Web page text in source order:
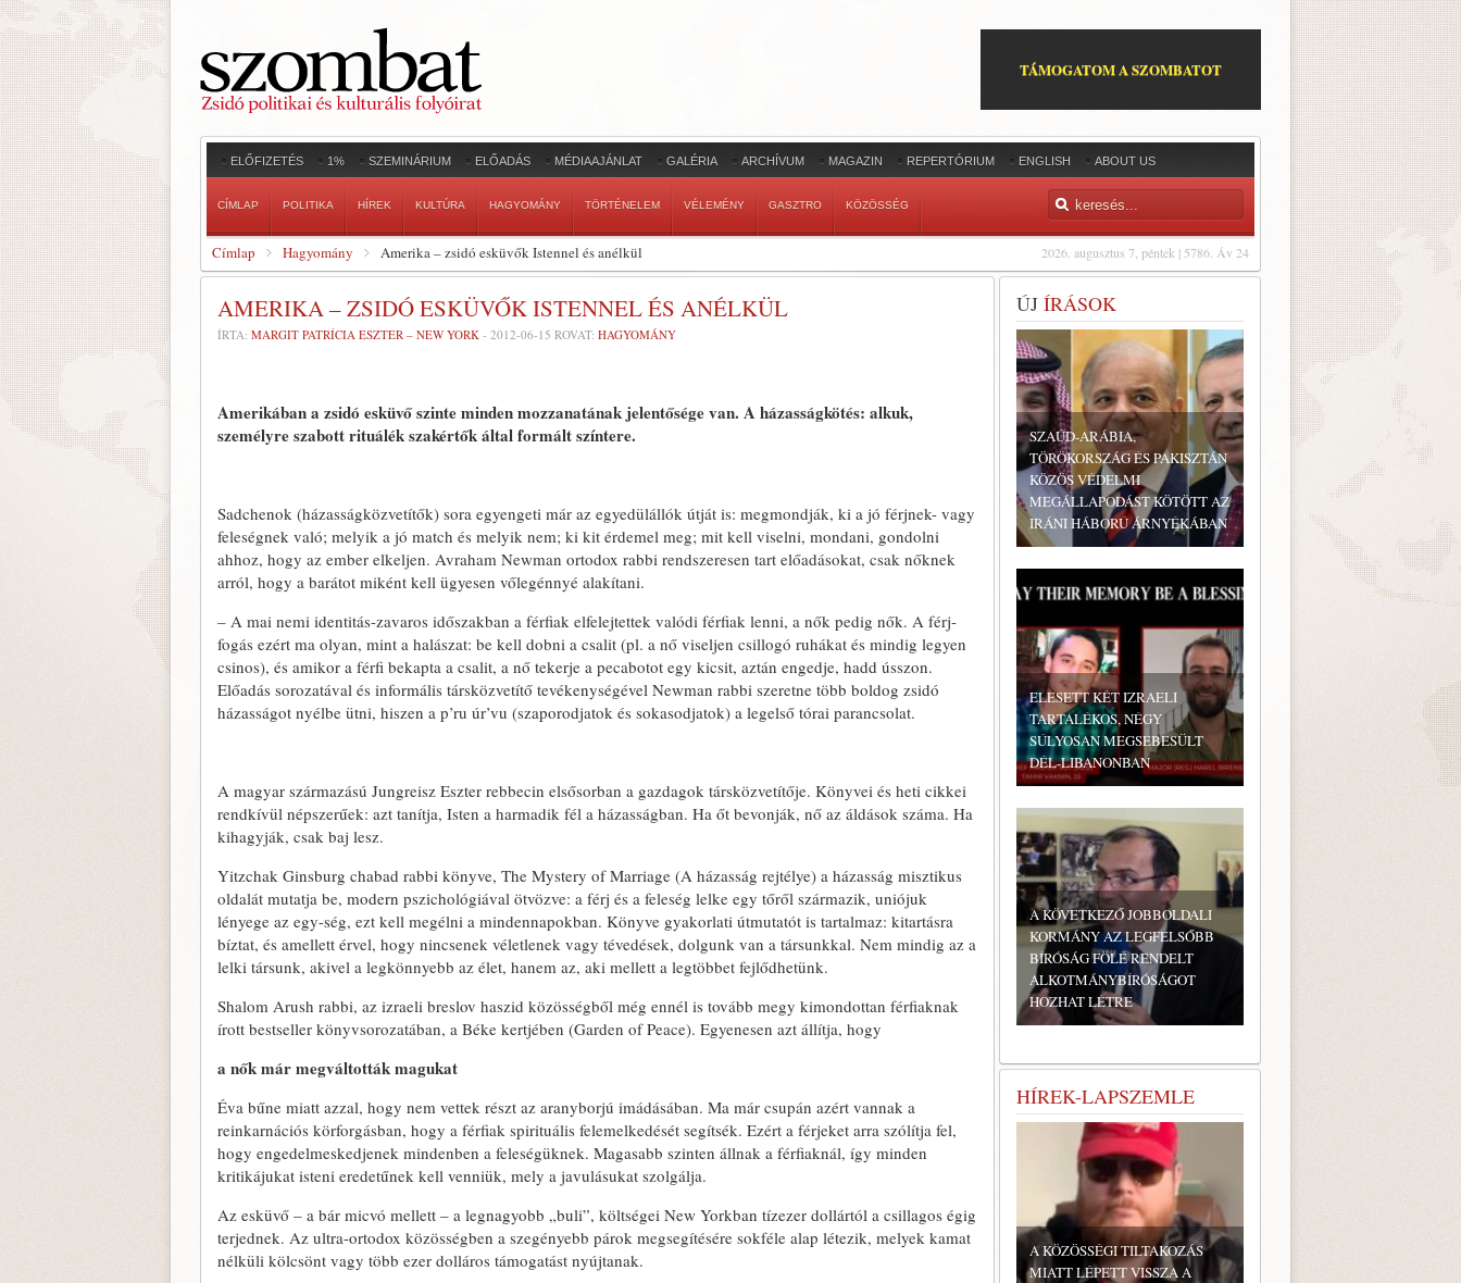
TÁMOGATOM A SZOMBATOT
ELŐFIZETÉS 1% SZEMINÁRIUM ELŐADÁS MÉDIAAJÁNLAT GALÉRIA ARCHÍVUM MAGAZIN REPERTÓRIUM ENGLISH ABOUT US
CÍMLAP POLITIKA HÍREK KULTÚRA HAGYOMÁNY TÖRTÉNELEM VÉLEMÉNY GASZTRO KÖZÖSSÉG
2026. augusztus 7, péntek | 5786. Áv 24
Címlap Hagyomány Amerika – zsidó esküvők Istennel és anélkül
AMERIKA – ZSIDÓ ESKÜVŐK ISTENNEL ÉS ANÉLKÜL
ÍRTA: MARGIT PATRÍCIA ESZTER – NEW YORK - 2012-06-15 ROVAT: HAGYOMÁNY
Amerikában a zsidó esküvő szinte minden mozzanatának jelentősége van. A házasságkötés: alkuk,
személyre szabott rituálék szakértők által formált színtere.
Sadchenok (házasságközvetítők) sora egyengeti már az egyedülállók útját is: megmondják, ki a jó férjnek- vagy
feleségnek való; melyik a jó match és melyik nem; ki kit érdemel meg; mit kell viselni, mondani, gondolni
ahhoz, hogy az ember elkeljen. Avraham Newman ortodox rabbi rendszeresen tart előadásokat, csak nőknek
arról, hogy a barátot miként kell ügyesen vőlegénnyé alakítani.
– A mai nemi identitás-zavaros időszakban a férfiak elfelejtettek valódi férfiak lenni, a nők pedig nők. A férj-
fogás ezért ma olyan, mint a halászat: be kell dobni a csalit (pl. a nő viseljen csillogó ruhákat és mindig legyen
csinos), és amikor a férfi bekapta a csalit, a nő tekerje a pecabotot egy kicsit, aztán engedje, hadd ússzon.
Előadás sorozatával és informális társközvetítő tevékenységével Newman rabbi szeretne több boldog zsidó
házasságot nyélbe ütni, hiszen a p’ru úr’vu (szaporodjatok és sokasodjatok) a legelső tórai parancsolat.
A magyar származású Jungreisz Eszter rebbecin elsősorban a gazdagok társközvetítője. Könyvei és heti cikkei
rendkívül népszerűek: azt tanítja, Isten a harmadik fél a házasságban. Ha őt bevonják, nő az áldások száma. Ha
kihagyják, csak baj lesz.
Yitzchak Ginsburg chabad rabbi könyve, The Mystery of Marriage (A házasság rejtélye) a házasság misztikus
oldalát mutatja be, modern pszichológiával ötvözve: a férj és a feleség lelke egy tőről származik, uniójuk
lényege az egy-ség, ezt kell megélni a mindennapokban. Könyve gyakorlati útmutatót is tartalmaz: kitartásra
bíztat, és amellett érvel, hogy nincsenek véletlenek vagy tévedések, dolgunk van a társunkkal. Nem mindig az a
lelki társunk, akivel a legkönnyebb az élet, hanem az, aki mellett a legtöbbet fejlődhetünk.
Shalom Arush rabbi, az izraeli breslov haszid közösségből még ennél is tovább megy kimondottan férfiaknak
írott bestseller könyvsorozatában, a Béke kertjében (Garden of Peace). Egyenesen azt állítja, hogy
a nők már megváltották magukat
Éva bűne miatt azzal, hogy nem vettek részt az aranyborjú imádásában. Ma már csupán azért vannak a
reinkarnációs körforgásban, hogy a férfiak spirituális felemelkedését segítsék. Ezért a férjeket arra szólítja fel,
hogy engedelmeskedjenek mindenben a feleségüknek. Magasabb szinten állnak a férfiaknál, így minden
kritikájukat isteni eredetűnek kell venniük, mely a javulásukat szolgálja.
Az esküvő – a bár micvó mellett – a legnagyobb „buli”, költségei New Yorkban tízezer dollártól a csillagos égig
terjednek. Az ultra-ortodox közösségben a szegényebb párok megsegítésére sokféle alap létezik, melyek kamat
nélküli kölcsönt vagy több ezer dolláros támogatást nyújtanak.
ÚJ ÍRÁSOK
SZAÚD-ARÁBIA,
TÖRÖKORSZÁG ÉS PAKISZTÁN
KÖZÖS VÉDELMI
MEGÁLLAPODÁST KÖTÖTT AZ
IRÁNI HÁBORÚ ÁRNYÉKÁBAN
ELESETT KÉT IZRAELI
TARTALÉKOS, NÉGY
SÚLYOSAN MEGSEBESÜLT
DÉL-LIBANONBAN
A KÖVETKEZŐ JOBBOLDALI
KORMÁNY AZ LEGFELSŐBB
BÍRÓSÁG FÖLÉ RENDELT
ALKOTMÁNYBÍRÓSÁGOT
HOZHAT LÉTRE
HÍREK-LAPSZEMLE
A KÖZÖSSÉGI TILTAKOZÁS
MIATT LÉPETT VISSZA A